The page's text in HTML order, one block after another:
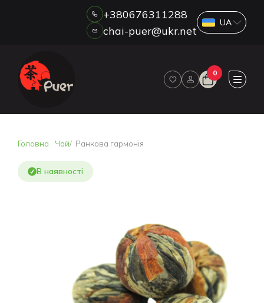
ДРОП
ОПЛАТА ТА ДОСТАВКА
КОНТАКТИ
+380676311288
chai-puer@ukr.net
0
Головна Чай Ранкова гармонія
В наявності